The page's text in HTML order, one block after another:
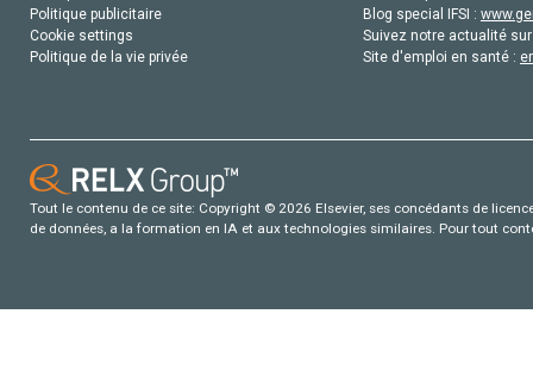
Politique publicitaire
Cookie settings
Politique de la vie privée
Blog special IFSI :
Suivez notre actualité
Site d'emploi en santé :
Tout le contenu de ce site: Copyright © 2026 Elsevier, ses concédants de
de données, a la formation en IA et aux technologies similaires. Pour tout